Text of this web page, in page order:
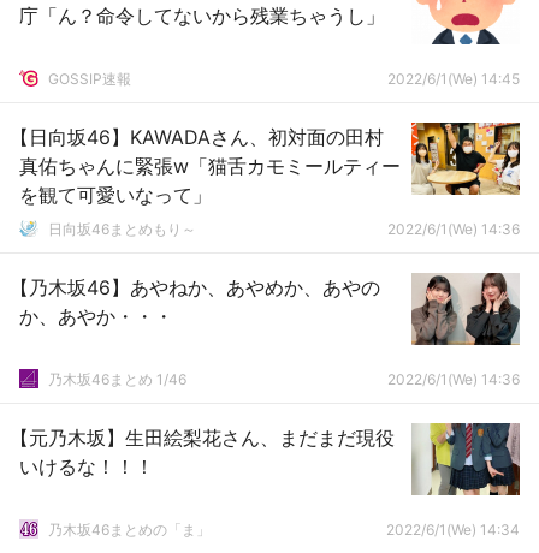
庁「ん？命令してないから残業ちゃうし」
GOSSIP速報 2022/6/1(We) 14:45
【日向坂46】KAWADAさん、初対面の田村
真佑ちゃんに緊張w「猫舌カモミールティー
を観て可愛いなって」
日向坂46まとめもり～ 2022/6/1(We) 14:36
【乃木坂46】あやねか、あやめか、あやの
か、あやか・・・
乃木坂46まとめ 1/46 2022/6/1(We) 14:36
【元乃木坂】生田絵梨花さん、まだまだ現役
いけるな！！！
乃木坂46まとめの「ま」 2022/6/1(We) 14:34